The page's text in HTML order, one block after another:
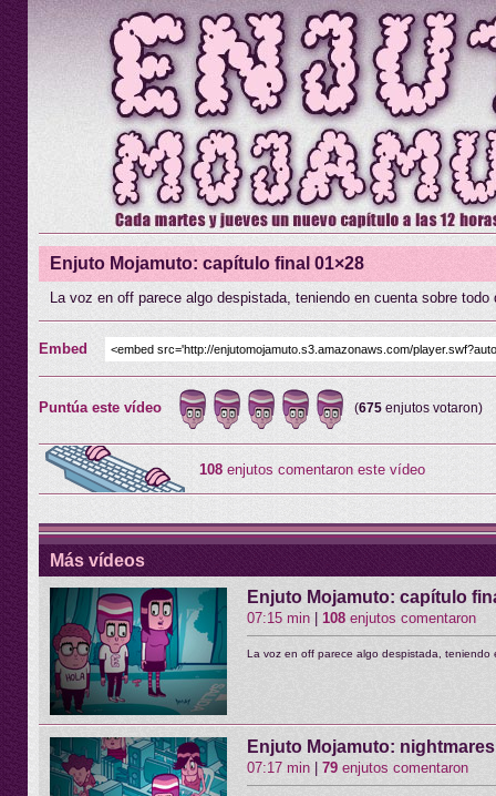
Enjuto Mojamuto: capítulo final 01×28
La voz en off parece algo despistada, teniendo en cuenta sobre
Embed
Puntúa este vídeo (675 enjutos votaron)
108 enjutos comentaron este vídeo
Más vídeos
Enjuto Mojamuto: capítulo
07:15 min 108 enjutos comentaron
La voz en off parece algo despistada,
Enjuto Mojamuto:
07:17 min 79 enjutos comentaron